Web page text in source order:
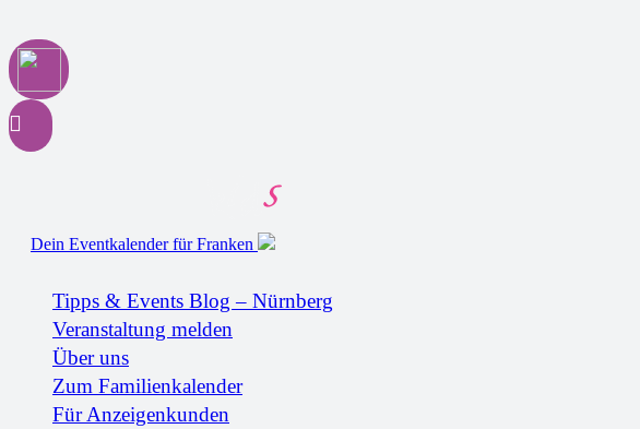
Dein Eventkalender für Franken
Tipps & Events Blog – Nürnberg
Veranstaltung melden
Über uns
Zum Familienkalender
Für Anzeigenkunden